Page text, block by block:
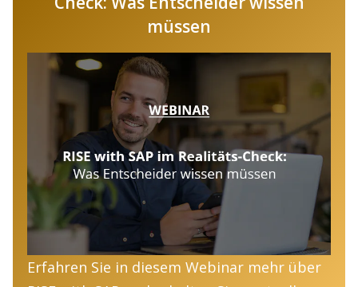
müssen
Erfahren Sie in diesem Webinar mehr über